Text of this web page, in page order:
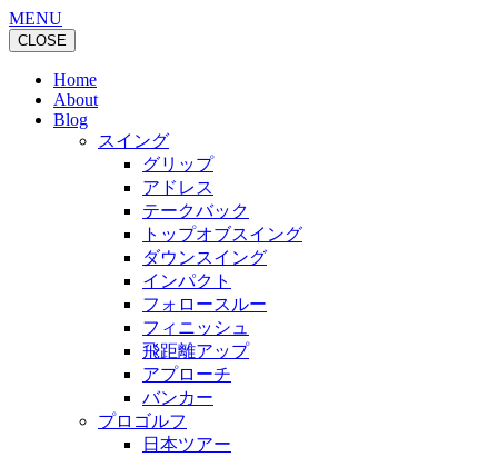
MENU
CLOSE
Home
About
Blog
スイング
グリップ
アドレス
テークバック
トップオブスイング
ダウンスイング
インパクト
フォロースルー
フィニッシュ
飛距離アップ
アプローチ
バンカー
プロゴルフ
日本ツアー